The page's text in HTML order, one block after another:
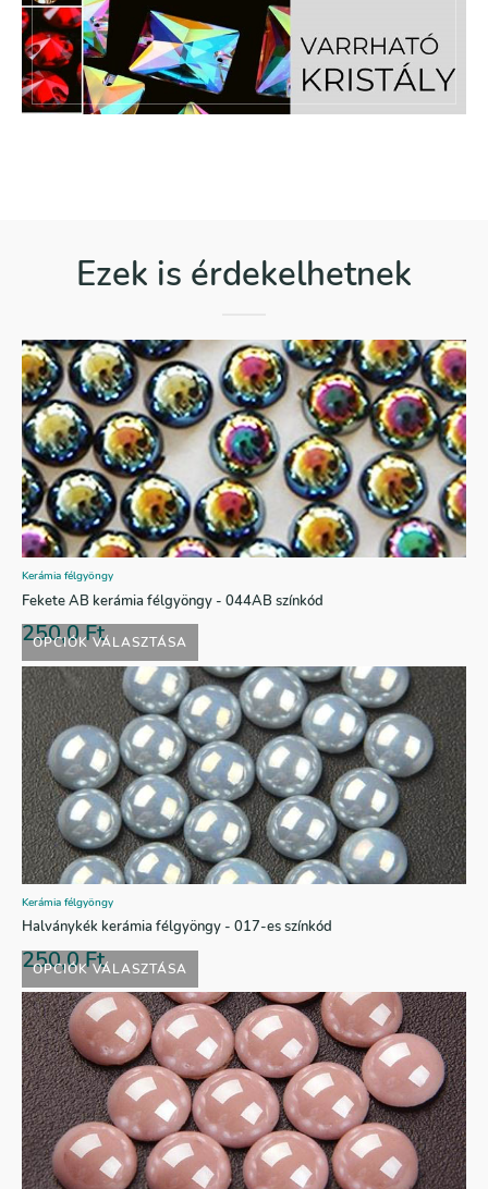
Ezek is érdekelhetnek
OPCIÓK VÁLASZTÁSA
Kerámia félgyöngy
Fekete AB kerámia félgyöngy - 044AB színkód
250,0Ft
OPCIÓK VÁLASZTÁSA
Kerámia félgyöngy
Halványkék kerámia félgyöngy - 017-es színkód
250,0Ft